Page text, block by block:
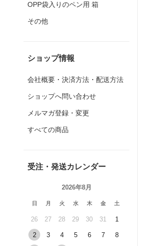
OPP袋入りのペン用 箱
その他
ショップ情報
会社概要・決済方法・配送方法
ショップへ問い合わせ
メルマガ登録・変更
すべての商品
受注・発送カレンダー
2026年8月
日 月 火 水 木 金 土
26 27 28 29 30 31 1
2 3 4 5 6 7 8